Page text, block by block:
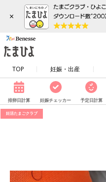
×
TOP 妊娠・出産
排卵日計算 妊娠チェッカー 予定日計算
妊活たまごクラブ